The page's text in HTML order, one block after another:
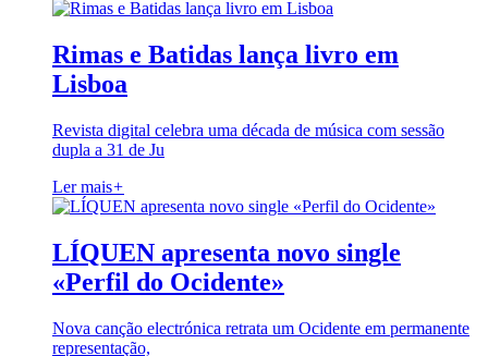
Rimas e Batidas lança livro em
Lisboa
Revista digital celebra uma década de música com sessão
dupla a 31 de Ju
Ler mais+
LÍQUEN apresenta novo single
«Perfil do Ocidente»
Nova canção electrónica retrata um Ocidente em permanente
representação,